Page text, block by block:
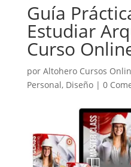
Guía
Estudiar
Curso
por Altohero Cursos
Personal, Diseño| 0